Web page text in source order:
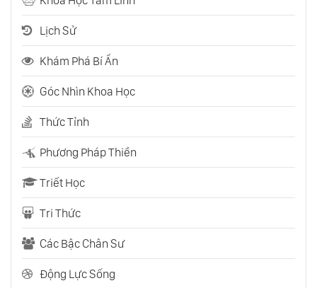
Trí Nhớ Của Bạn Đáng Tin Đến Mức Nào?
Tự Kỷ - Những Gì Chúng Ta Biết Và Chưa
Biết
Lịch Sử
Khám Phá Bí Ẩn
Góc Nhìn Khoa Học
Thức Tỉnh
Phương Pháp Thiền
Triết Học
Tri Thức
Các Bậc Chân Sư
Động Lực Sống